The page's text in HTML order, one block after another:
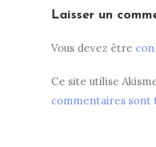
Laisser un
Vous devez être
Ce site utilise
commentaires sont